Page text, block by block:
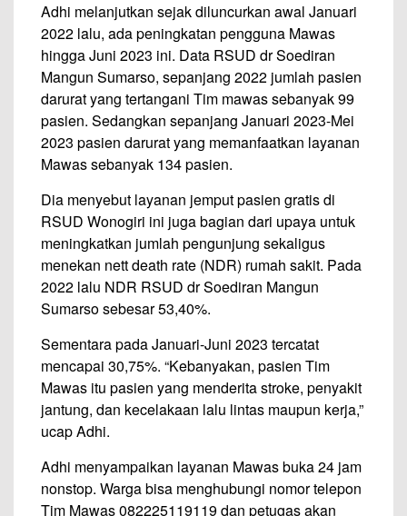
Adhi melanjutkan sejak diluncurkan awal Januari
2022 lalu, ada peningkatan pengguna Mawas
hingga Juni 2023 ini. Data RSUD dr Soediran
Mangun Sumarso, sepanjang 2022 jumlah pasien
darurat yang tertangani Tim mawas sebanyak 99
pasien. Sedangkan sepanjang Januari 2023-Mei
2023 pasien darurat yang memanfaatkan layanan
Mawas sebanyak 134 pasien.
Dia menyebut layanan jemput pasien gratis di
RSUD Wonogiri ini juga bagian dari upaya untuk
meningkatkan jumlah pengunjung sekaligus
menekan nett death rate (NDR) rumah sakit. Pada
2022 lalu NDR RSUD dr Soediran Mangun
Sumarso sebesar 53,40%.
Sementara pada Januari-Juni 2023 tercatat
mencapai 30,75%. “Kebanyakan, pasien Tim
Mawas itu pasien yang menderita stroke, penyakit
jantung, dan kecelakaan lalu lintas maupun kerja,”
ucap Adhi.
Adhi menyampaikan layanan Mawas buka 24 jam
nonstop. Warga bisa menghubungi nomor telepon
Tim Mawas 082225119119 dan petugas akan